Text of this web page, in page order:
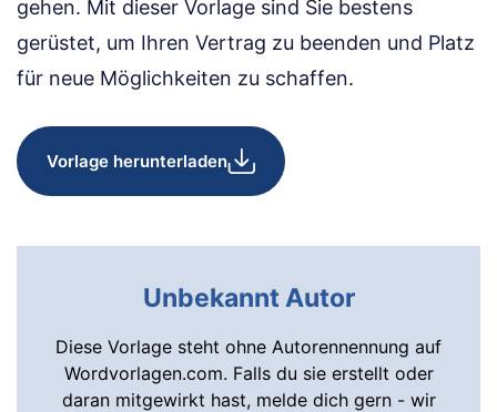
gehen. Mit dieser Vorlage sind Sie bestens
gerüstet, um Ihren Vertrag zu beenden und Platz
für neue Möglichkeiten zu schaffen.
Vorlage herunterladen
Unbekannt Autor
Diese Vorlage steht ohne Autorennennung auf
Wordvorlagen.com. Falls du sie erstellt oder
daran mitgewirkt hast, melde dich gern - wir